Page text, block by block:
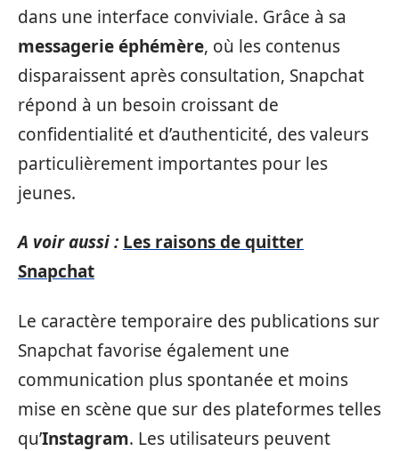
dans une interface conviviale. Grâce à sa
messagerie éphémère, où les contenus
disparaissent après consultation, Snapchat
répond à un besoin croissant de
confidentialité et d’authenticité, des valeurs
particulièrement importantes pour les
jeunes.
A voir aussi : Les raisons de quitter
Snapchat
Le caractère temporaire des publications sur
Snapchat favorise également une
communication plus spontanée et moins
mise en scène que sur des plateformes telles
qu’Instagram. Les utilisateurs peuvent